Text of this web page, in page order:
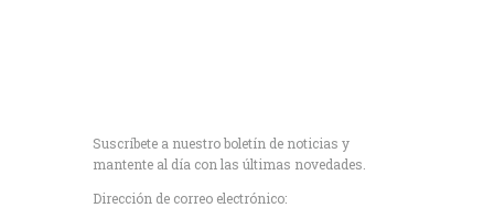
Suscríbete a nuestro boletín de noticias y
mantente al día con las últimas novedades.
Dirección de correo electrónico: